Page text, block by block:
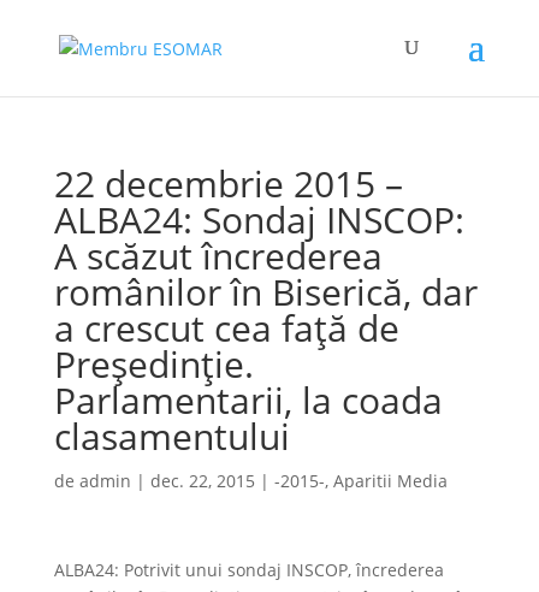
22 decembrie 2015 –
ALBA24: Sondaj INSCOP:
A scăzut încrederea
românilor în Biserică, dar
a crescut cea faţă de
Preşedinţie.
Parlamentarii, la coada
clasamentului
de admin | dec. 22, 2015 | -2015-, Aparitii Media
ALBA24: Potrivit unui sondaj INSCOP, încrederea